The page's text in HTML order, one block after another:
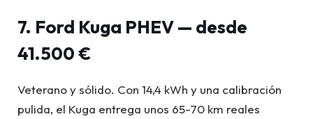
7. Ford Kuga PHEV — desde
41.500 €
Veterano y sólido. Con 14,4 kWh y una calibración
pulida, el Kuga entrega unos 65-70 km reales